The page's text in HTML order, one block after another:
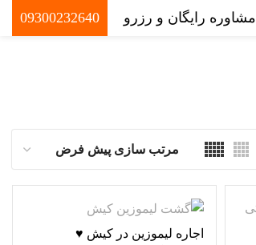
مشاوره رایگان و رزرو 09300232640
اجاره لیموزین در کیش ♥